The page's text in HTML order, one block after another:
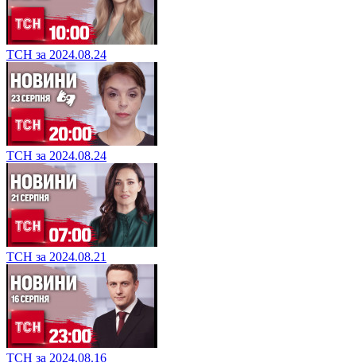
ТСН за 2024.08.24
ТСН за 2024.08.24
ТСН за 2024.08.21
ТСН за 2024.08.16